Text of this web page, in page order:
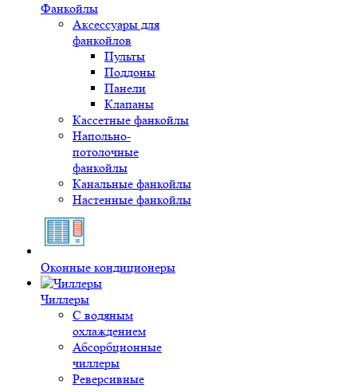
Фанкойлы
Аксессуары для
фанкойлов
Пульты
Поддоны
Панели
Клапаны
Кассетные фанкойлы
Напольно-
потолочные
фанкойлы
Канальные фанкойлы
Настенные фанкойлы
Оконные кондиционеры
Чиллеры
С водяным
охлаждением
Абсорбционные
чиллеры
Реверсивные